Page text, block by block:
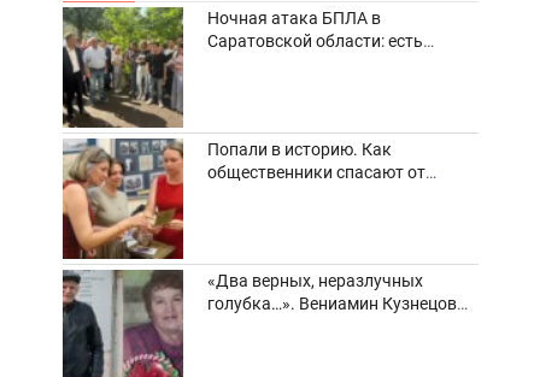
Ночная атака БПЛА в
Саратовской области: есть
Попали в историю. Как
общественники спасают от
«Два верных, неразлучных
голубка…». Вениамин Кузнецов